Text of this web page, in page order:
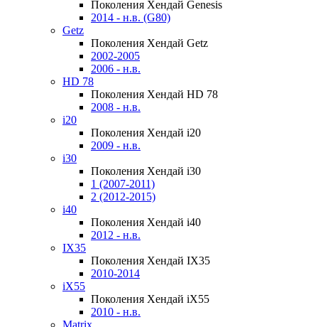
Поколения Хендай Genesis
2014 - н.в. (G80)
Getz
Поколения Хендай Getz
2002-2005
2006 - н.в.
HD 78
Поколения Хендай HD 78
2008 - н.в.
i20
Поколения Хендай i20
2009 - н.в.
i30
Поколения Хендай i30
1 (2007-2011)
2 (2012-2015)
i40
Поколения Хендай i40
2012 - н.в.
IX35
Поколения Хендай IX35
2010-2014
iX55
Поколения Хендай iX55
2010 - н.в.
Matrix